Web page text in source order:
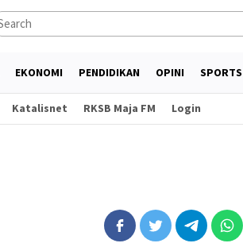
EKONOMI PENDIDIKAN OPINI SPORTS
Katalisnet RKSB Maja FM Login